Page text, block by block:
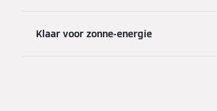
Klaar voor zonne-energie